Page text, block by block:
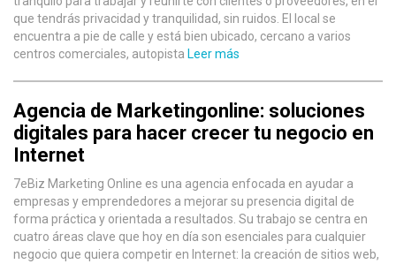
que tendrás privacidad y tranquilidad, sin ruidos. El local se
encuentra a pie de calle y está bien ubicado, cercano a varios
centros comerciales, autopista Leer más
Agencia de Marketingonline: soluciones
digitales para hacer crecer tu negocio en
Internet
7eBiz Marketing Online es una agencia enfocada en ayudar a
empresas y emprendedores a mejorar su presencia digital de
forma práctica y orientada a resultados. Su trabajo se centra en
cuatro áreas clave que hoy en día son esenciales para cualquier
negocio que quiera competir en Internet: la creación de sitios web,